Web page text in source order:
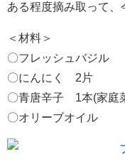
ある程度摘み取って、
＜材料＞
〇フレッシュバジル
〇にんにく 2片
〇青唐辛子 1本(家庭
〇オリーブオイル